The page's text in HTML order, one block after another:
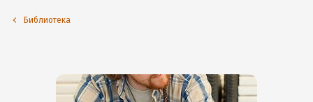
Библиотека